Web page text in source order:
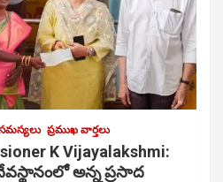
ప్రముఖ వార్తలు
K Vijayalakshmi:
అన్న ప్రసాద